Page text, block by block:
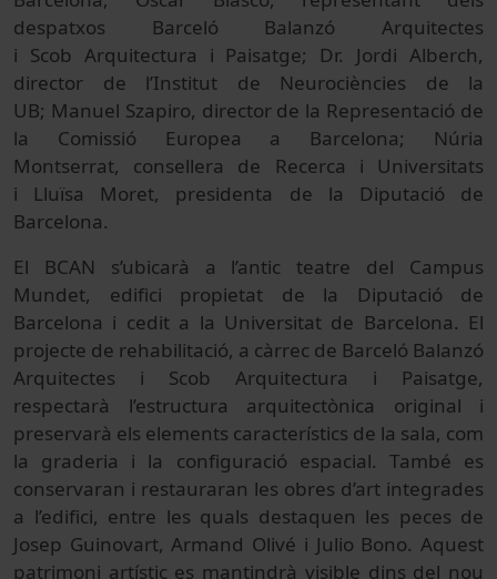
despatxos Barceló Balanzó Arquitectes
i Scob Arquitectura i Paisatge; Dr. Jordi Alberch,
director de l’Institut de Neurociències de la
UB; Manuel Szapiro, director de la Representació de
la Comissió Europea a Barcelona; Núria
Montserrat, consellera de Recerca i Universitats
i Lluïsa Moret, presidenta de la Diputació de
Barcelona.
El BCAN s’ubicarà a l’antic teatre del Campus
Mundet, edifici propietat de la Diputació de
Barcelona i cedit a la Universitat de Barcelona. El
projecte de rehabilitació, a càrrec de Barceló Balanzó
Arquitectes i Scob Arquitectura i Paisatge,
respectarà l’estructura arquitectònica original i
preservarà els elements característics de la sala, com
la graderia i la configuració espacial. També es
conservaran i restauraran les obres d’art integrades
a l’edifici, entre les quals destaquen les peces de
Josep Guinovart, Armand Olivé i Julio Bono. Aquest
patrimoni artístic es mantindrà visible dins del nou